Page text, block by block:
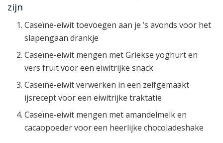
zijn
Caseïne-eiwit toevoegen aan je ’s avonds voor het
slapengaan drankje
Caseïne-eiwit mengen met Griekse yoghurt en
vers fruit voor een eiwitrijke snack
Caseïne-eiwit verwerken in een zelfgemaakt
ijsrecept voor een eiwitrijke traktatie
Caseïne-eiwit mengen met amandelmelk en
cacaopoeder voor een heerlijke chocoladeshake